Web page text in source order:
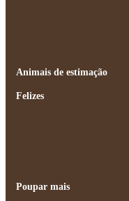
Animais de estimação
Felizes
Poupar mais